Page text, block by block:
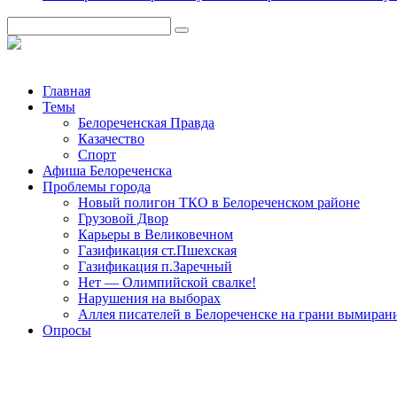
Главная
Темы
Белореченская Правда
Казачество
Спорт
Афиша Белореченска
Проблемы города
Новый полигон ТКО в Белореченском районе
Грузовой Двор
Карьеры в Великовечном
Газификация ст.Пшехская
Газификация п.Заречный
Нет — Олимпийской свалке!
Нарушения на выборах
Аллея писателей в Белореченске на грани
Опросы